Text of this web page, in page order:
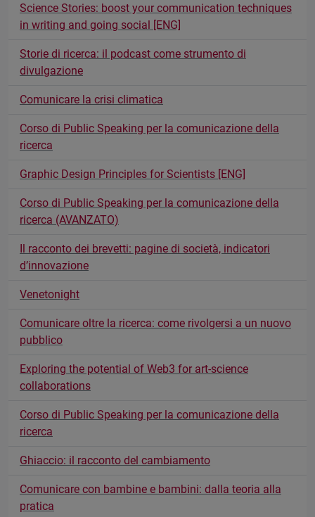
Science Stories: boost your communication techniques
in writing and going social [ENG]
Storie di ricerca: il podcast come strumento di
divulgazione
Comunicare la crisi climatica
Corso di Public Speaking per la comunicazione della
ricerca
Graphic Design Principles for Scientists [ENG]
Corso di Public Speaking per la comunicazione della
ricerca (AVANZATO)
Il racconto dei brevetti: pagine di società, indicatori
d’innovazione
Venetonight
Comunicare oltre la ricerca: come rivolgersi a un nuovo
pubblico
Exploring the potential of Web3 for art-science
collaborations
Corso di Public Speaking per la comunicazione della
ricerca
Ghiaccio: il racconto del cambiamento
Comunicare con bambine e bambini: dalla teoria alla
pratica